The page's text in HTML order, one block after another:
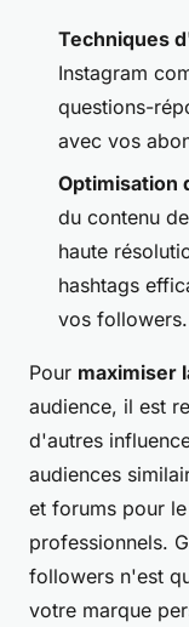
Techniques
Instagram
questions-
avec vos
Optimisation
du contenu
haute
hashtags
vos followers.
Pour maximiser
audience, il est
d'autres
audiences
et forums pour le
professionnels.
followers n'est
votre marque